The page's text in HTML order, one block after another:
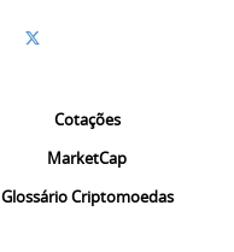
Cotações
MarketCap
Glossário Criptomoedas